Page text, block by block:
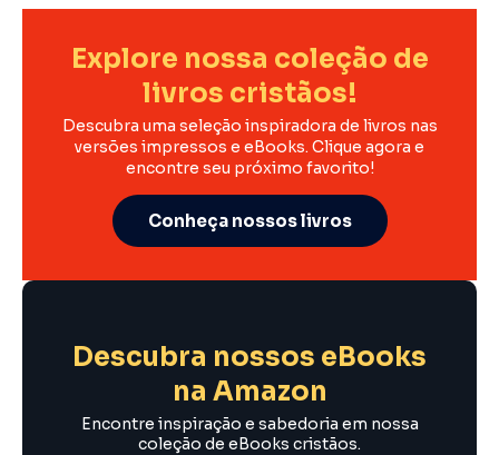
Explore nossa coleção de
livros cristãos!
Descubra uma seleção inspiradora de livros nas
versões impressos e eBooks. Clique agora e
encontre seu próximo favorito!
Conheça nossos livros
Descubra nossos eBooks
na Amazon
Encontre inspiração e sabedoria em nossa
coleção de eBooks cristãos.